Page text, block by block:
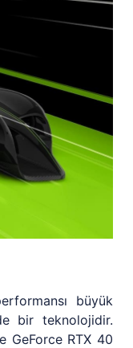
büyük
bir teknolojidir.
GeForce RTX 40